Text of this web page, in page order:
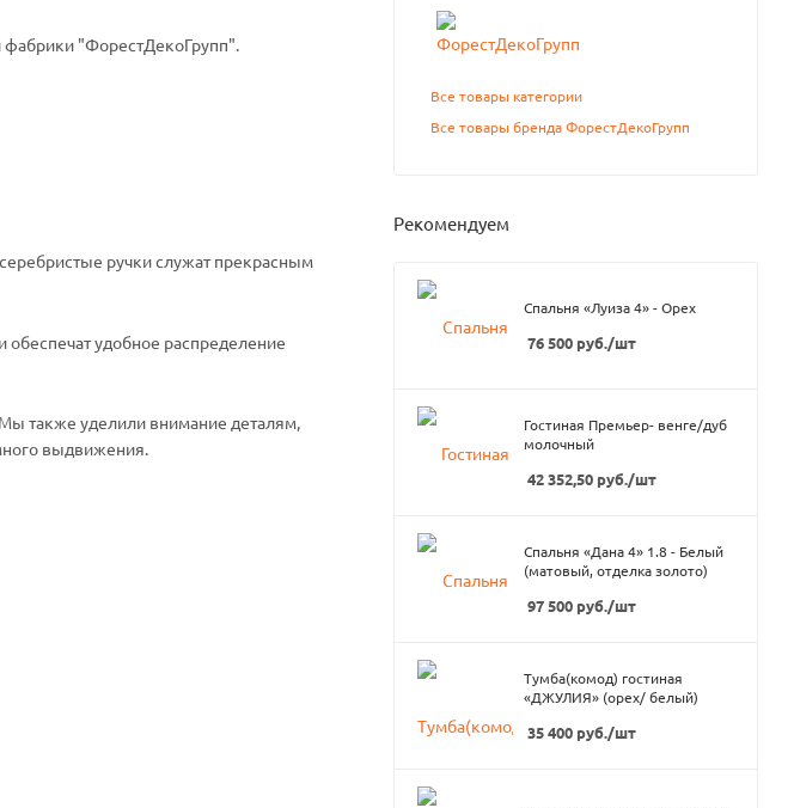
фабрики "ФорестДекоГрупп".
ручки служат прекрасным
удобное распределение
также уделили внимание деталям,
выдвижения.
Все товары категории
Все товары бренда ФорестДекоГрупп
Рекомендуем
Спальня «Луиза 4» - Орех
76 500 руб./шт
Гостиная Премьер- венге/дуб
молочный
42 352,50 руб./шт
Спальня «Дана 4» 1.8 - Белый
(матовый, отделка золото)
97 500 руб./шт
Тумба(комод) гостиная
«ДЖУЛИЯ» (орех/ белый)
35 400 руб./шт